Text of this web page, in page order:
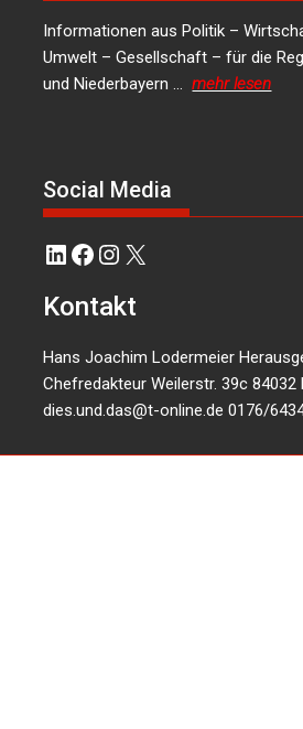
Informationen aus Politik –
Umwelt – Gesellschaft – für die
und Niederbayern …mehr lesen
Social Media
LinkedIn
Facebook
Instagram
X
Kontakt
Hans Joachim Lodermeier
Chefredakteur Weilerstr. 39c 84032
dies.und.das@t-online.de 0176/